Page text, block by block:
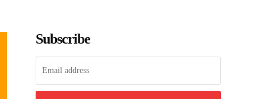
Subscribe